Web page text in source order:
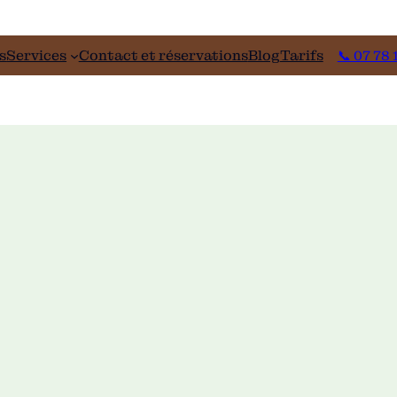
Services Contact et réservationsBlogTarifs 📞 07 78